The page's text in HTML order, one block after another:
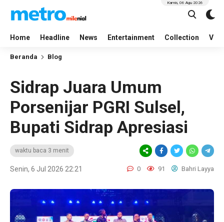
Home Headline News Entertainment Collection
Kamis, 06 Agu 2026
Beranda Blog
Sidrap Juara Umum
Porsenijar PGRI Sulsel,
Bupati Sidrap Apresiasi
waktu baca 3 menit
Senin, 6 Jul 2026 22:21 0 91 Bahri Layya